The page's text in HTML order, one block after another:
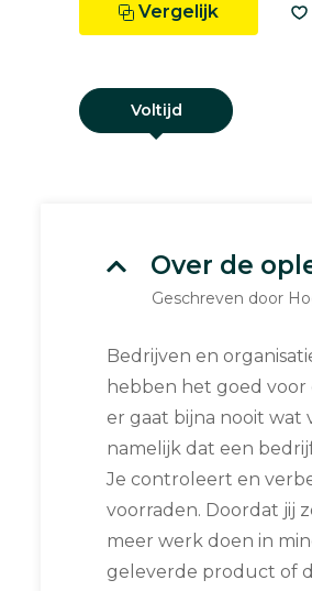
Vergelijk
Voltijd
Over de
Geschreven door
Bedrijven en
hebben het goed voor
er gaat bijna nooit wat
namelijk dat een
Je controleert en
voorraden. Doordat jij
meer werk doen in
geleverde product of